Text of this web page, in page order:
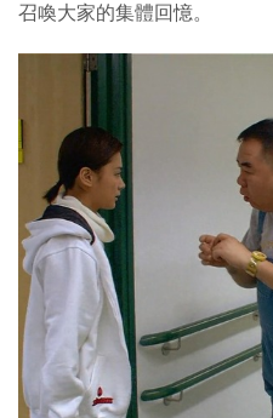
召喚大家的集體回憶。